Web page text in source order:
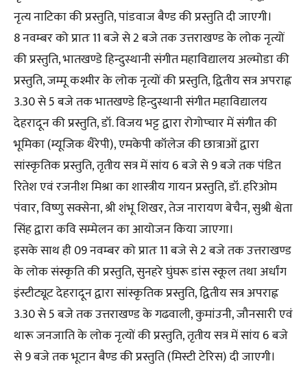
नृत्य नाटिका की प्रस्तुति, पांडवाज बैण्ड की प्रस्तुति दी जाएगी।
8 नवम्बर को प्रातः 11 बजे से 2 बजे तक उत्तराखण्ड के लोक नृत्यों
की प्रस्तुति, भातखण्डे हिन्दुस्थानी संगीत महाविद्यालय अल्मोडा की
प्रस्तुति, जम्मू कश्मीर के लोक नृत्यों की प्रस्तुति, द्वितीय सत्र अपराह्न
3.30 से 5 बजे तक भातखण्डे हिन्दुस्थानी संगीत महाविद्यालय
देहरादून की प्रस्तुति, डॉ. विजय भट्ट द्वारा रोगोप्चार में संगीत की
भूमिका (म्यूजिक थैरेपी), एमकेपी कॉलेज की छात्राओं द्वारा
सांस्कृतिक प्रस्तुति, तृतीय सत्र में सांय 6 बजे से 9 बजे तक पंडित
रितेश एवं रजनीश मिश्रा का शास्त्रीय गायन प्रस्तुति, डॉ. हरिओम
पंवार, विष्णु सक्सेना, श्री शंभू शिखर, तेज नारायण बेचैन, सुश्री श्वेता
सिंह द्वारा कवि सम्मेलन का आयोजन किया जाएगा।
इसके साथ ही 09 नवम्बर को प्रातः 11 बजे से 2 बजे तक उत्तराखण्ड
के लोक संस्कृति की प्रस्तुति, सुनहरे घुंघरू डांस स्कूल तथा अर्धांग
इंस्टीट्यूट देहरादून द्वारा सांस्कृतिक प्रस्तुति, द्वितीय सत्र अपराह्न
3.30 से 5 बजे तक उत्तराखण्ड के गढवाली, कुमांउनी, जौनसारी एवं
थारू जनजाति के लोक नृत्यों की प्रस्तुति, तृतीय सत्र में सांय 6 बजे
से 9 बजे तक भूटान बैण्ड की प्रस्तुति (मिस्टी टेरिस) दी जाएगी।